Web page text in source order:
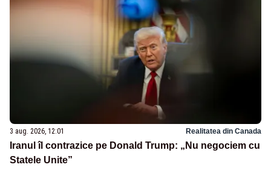
3 aug. 2026, 12:01 Realitatea din Canada
Iranul îl contrazice pe Donald Trump: „Nu negociem cu
Statele Unite”